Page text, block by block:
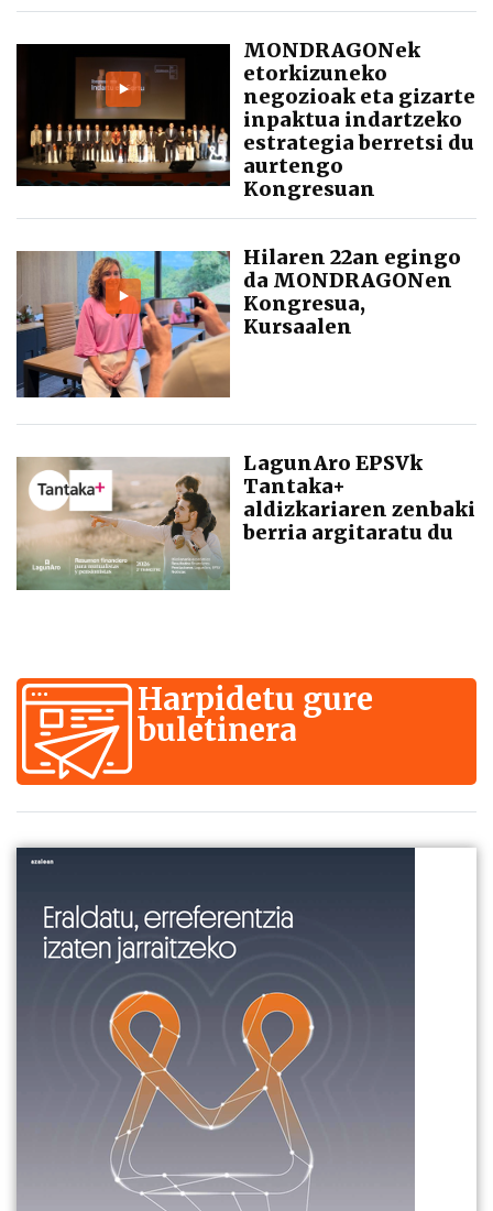
MONDRAGONek
etorkizuneko
negozioak eta gizarte
inpaktua indartzeko
estrategia berretsi du
aurtengo
Kongresuan
Hilaren 22an egingo
da MONDRAGONen
Kongresua,
Kursaalen
LagunAro EPSVk
Tantaka+
aldizkariaren zenbaki
berria argitaratu du
Harpidetu gure
buletinera